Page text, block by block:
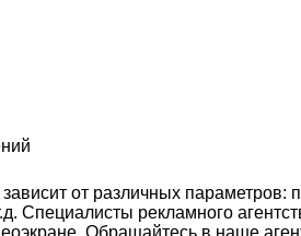
от различных параметров:
Специалисты рекламного
Обращайтесь в наше